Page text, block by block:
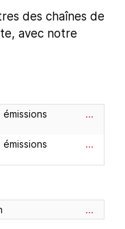
des chaînes de
avec notre
...
...
...